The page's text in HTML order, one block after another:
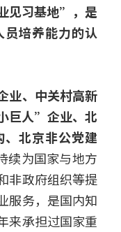
见习基地”，是
培养能力的认
业、中关村高新
巨人”企业、北
北京非公党建
续为国家与地方
非政府组织等提
服务，是国内知
承担过国家重